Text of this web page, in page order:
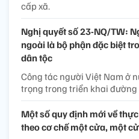
cấp xã.
Nghị quyết số 23-NQ/TW:
ngoài là bộ phận đặc biệt
dân tộc
Công tác người Việt Nam ở
trọng trong triển khai
Một số quy định mới về
theo cơ chế một cửa, một